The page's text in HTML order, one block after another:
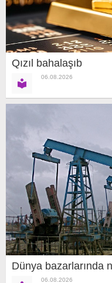
Qızıl bahalaşıb
06.08.2026
Dünya bazarlarında
06.08.2026